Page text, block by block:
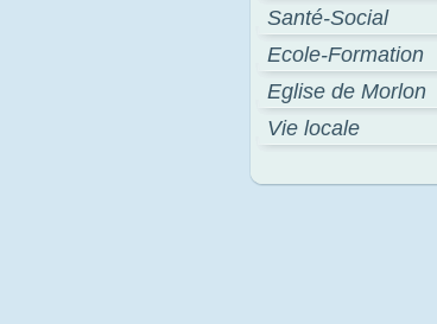
Santé-Social
Ecole-Formation
Eglise de Morlon
Vie locale